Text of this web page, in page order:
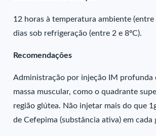
12 horas à temperatura ambiente (entre
dias sob refrigeração (entre 2 e 8ºC).
Recomendações
Administração por injeção IM profunda
massa muscular, como o quadrante
região glútea. Não injetar mais do que
de Cefepima (substância ativa) em cada